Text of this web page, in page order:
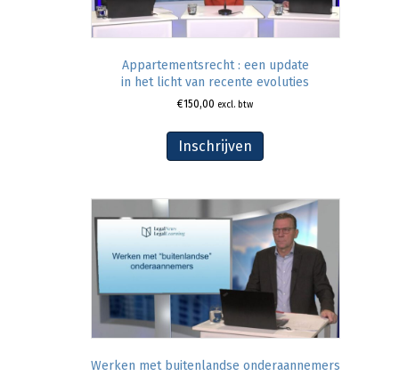
Appartementsrecht : een update
in het licht van recente evoluties
€150,00 excl. btw
Inschrijven
Werken met buitenlandse onderaannemers